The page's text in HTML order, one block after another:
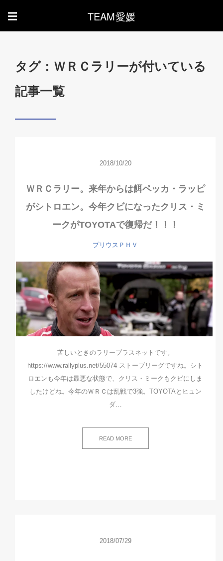
☰ TEAM愛媛
タグ：ＷＲＣラリーが付いている
記事一覧
2018/10/20
ＷＲＣラリー。来年からは餌ペッカ・ラッピ
がシトロエン。今年クビになったクリス・ミ
ークがTOYOTAで復帰だ！！！
プリウスＰＨＶ
苦しいときのラリープラスネットです。
https://www.rallyplus.net/55074 ストーブリーグですね。シト
ロエンも今年は最悪な状態で、クリス・ミークもクビにしま
したけどね。今年のＷＲＣは乱戦で3強。TOYOTAとヒュン
ダ…
READ MORE
2018/07/29